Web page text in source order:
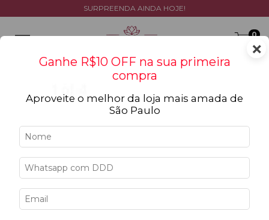
SURPREENDA AINDA HOJE!
0
Agradecimento
Filtrar
×
Ganhe R$10 OFF na sua primeira
compra
Aproveite o melhor da loja mais amada de
São Paulo